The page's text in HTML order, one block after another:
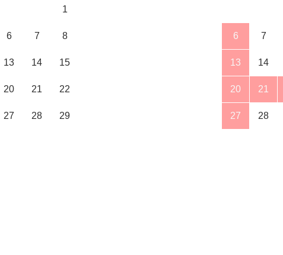
1
6 7 8
13 14 15
20 21 22
27 28 29
6 7
13 14
20 21
27 28